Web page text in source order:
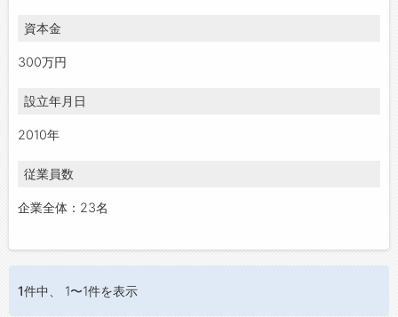
資本金
300万円
設立年月日
2010年
従業員数
企業全体：23名
1件中、 1〜1件を表示